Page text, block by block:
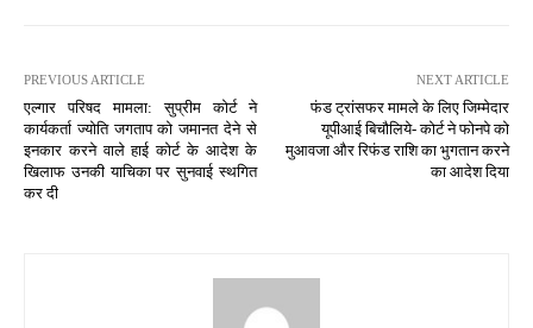
PREVIOUS ARTICLE
एल्गार परिषद मामला: सुप्रीम कोर्ट ने
कार्यकर्ता ज्योति जगताप को जमानत देने से
इनकार करने वाले हाई कोर्ट के आदेश के
खिलाफ उनकी याचिका पर सुनवाई स्थगित
कर दी
NEXT ARTICLE
फंड ट्रांसफर मामले के लिए जिम्मेदार
यूपीआई बिचौलिये- कोर्ट ने फोनपे को
मुआवजा और रिफंड राशि का भुगतान करने
का आदेश दिया